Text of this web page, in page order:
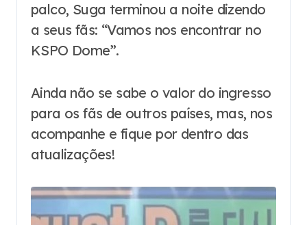
palco, Suga terminou a noite dizendo
a seus fãs: “Vamos nos encontrar no
KSPO Dome”.
Ainda não se sabe o valor do ingresso
para os fãs de outros países, mas, nos
acompanhe e fique por dentro das
atualizações!